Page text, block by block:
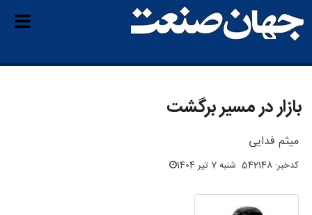
بازار در مسیر برگشت
میثم فدایی
کدخبر: 542148 شنبه 7 تیر 1404